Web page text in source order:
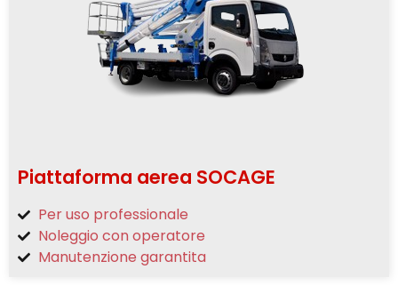
Piattaforma aerea SOCAGE
Per uso professionale
Noleggio con operatore
Manutenzione garantita